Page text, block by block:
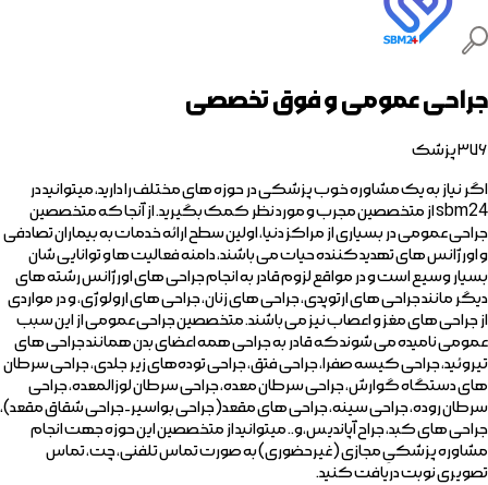
جراحی عمومی و فوق تخصصی
۳۷۶پزشک
اگر نیاز به یک مشاوره خوب پزشکی در حوزه های مختلف را دارید، میتوانید در
sbm24 از متخصصین مجرب و مورد نظر کمک بگیرید. از آنجا که متخصصین
جراحی عمومی در بسیاری از مراکز دنیا، اولین سطح ارائه خدمات به بیماران تصادفی
و اورژانس های تهدید کننده حیات می باشند، دامنه فعالیت ها و توانایی شان
بسیار وسیع است و در مواقع لزوم قادر به انجام جراحی های اورژانس رشته های
دیگر مانند جراحی های ارتوپدی، جراحی های زنان، جراحی های ارولوژی، و در مواردی
از جراحی های مغز و اعصاب نیز می باشند. متخصصین جراحی عمومی از این سبب
عمومی نامیده می شوند که قادر به جراحی همه اعضای بدن همانند جراحی های
تیروئید، جراحی کیسه صفرا، جراحی فتق، جراحی توده‌های زیر جلدی، جراحی سرطان
های دستگاه گوارش، جراحی سرطان معده، جراحی سرطان لوزالمعده، جراحی
سرطان روده، جراحی سینه، جراحی های مقعد(جراحی بواسیر-جراحی شقاق مقعد)،
جراحی های کبد، جراح آپاندیس،و.. میتوانید از متخصصین این حوزه جهت انجام
مشاوره پزشکیِ مجازی (غیرحضوری) به صورت تماس تلفنی، چت، تماس
تصویری نوبت دریافت کنید.